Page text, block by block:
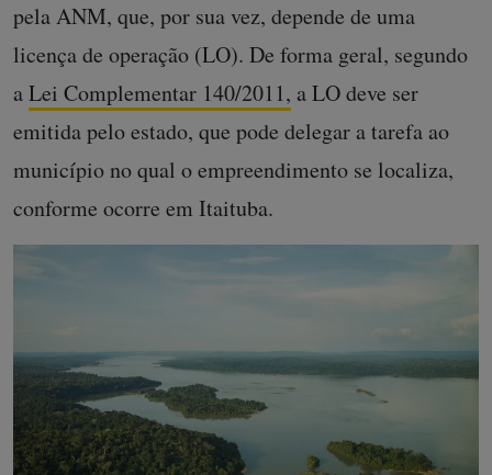
pela ANM, que, por sua vez, depende de uma
licença de operação (LO). De forma geral, segundo
aLei Complementar 140/2011, a LO deve ser
emitida pelo estado, que pode delegar a tarefa ao
município no qual o empreendimento se localiza,
conforme ocorre em Itaituba.